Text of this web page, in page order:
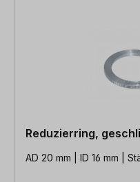
Reduzierring,
AD 20 mm | ID 16 mm |